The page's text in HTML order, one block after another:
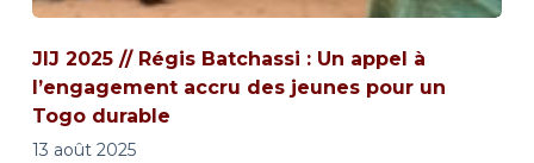
JIJ 2025 // Régis Batchassi : Un appel à
l’engagement accru des jeunes pour un
Togo durable
13 août 2025